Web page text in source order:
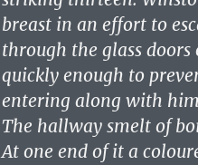
breast in an effort to
through the glass
quickly enough to
entering along with
The hallway smelt of
At one end of it a